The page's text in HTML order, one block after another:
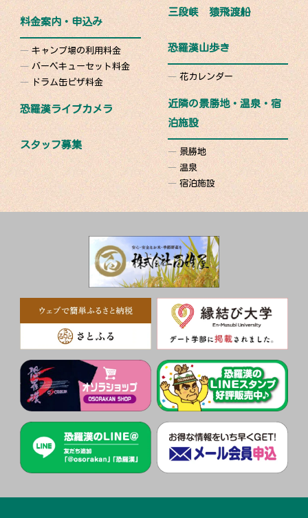
料金案内・申込み
キャンプ場の利用料金
バーベキューセット料金
ドラム缶ピザ料金
恐羅漢ライブカメラ
スタッフ募集
三段峡 猿飛渡船
恐羅漢山歩き
花カレンダー
近隣の景勝地・温泉・宿
泊施設
景勝地
温泉
宿泊施設